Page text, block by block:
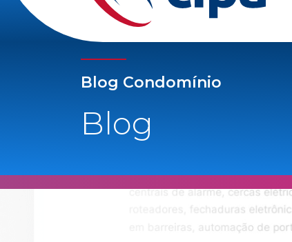
Blog Condomínio
Blog